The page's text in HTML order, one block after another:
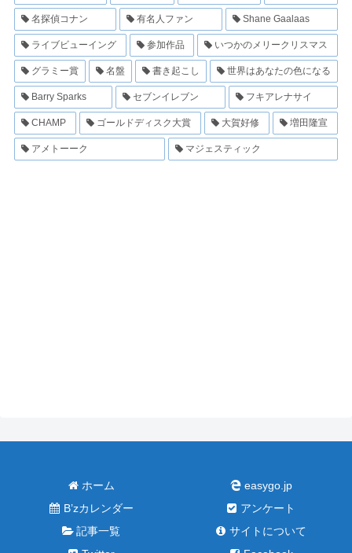
名探偵コナン 有名人ファン Shane Gaalaas
ライブビューイング 参加作品 いつかのメリークリスマス
グラミー賞 名盤 書き起こし 世界はあなたの色になる
Barry Sparks セブンイレブン フキアレナサイ
CHAMP ゴールドディスク大賞 大賀好修 増田隆宣
アメトーーク マジェスティック
ホーム
easygo.jp
B’zカレンダー
アンケート
記事一覧
サイトについて